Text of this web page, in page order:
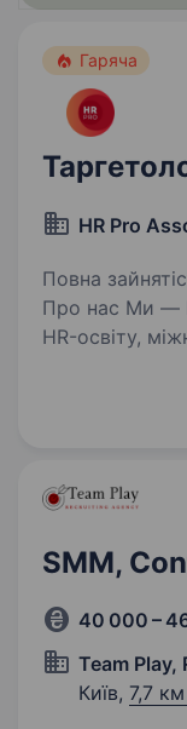
Гаряча
HR Pro
Повна
Про нас Ми —
HR-освіту,
SMM,
40 000 –
Team
Київ, 7,7